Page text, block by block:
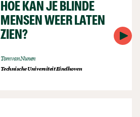
HOE KAN JE BLINDE
MENSEN WEER LATEN
ZIEN?
Tom van Nunen
Technische Universiteit Eindhoven